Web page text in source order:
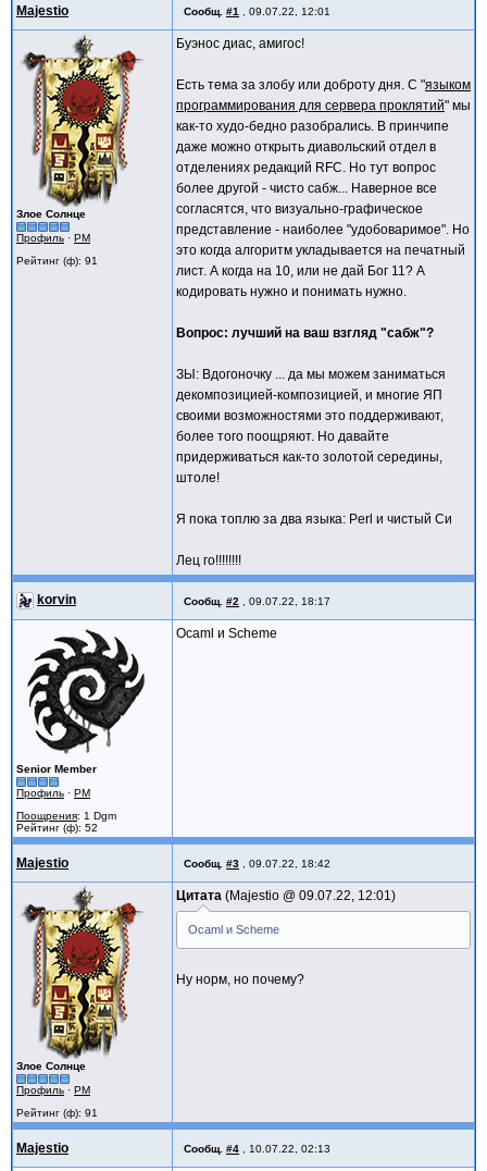
Majestio Сообщ. #1 09.07.22, 12:01
Злое Солнце
Профиль · PM
Рейтинг (ф): 91
Буэнос диас, амигос!
Есть тема за злобу или доброту дня. С "языком
программирования для сервера проклятий" мы
как-то худо-бедно разобрались. В принчипе
даже можно открыть диавольский отдел в
отделениях редакций RFC. Но тут вопрос
более другой - чисто сабж... Наверное все
согласятся, что визуально-графическое
представление - наиболее "удобоваримое". Но
это когда алгоритм укладывается на печатный
лист. А когда на 10, или не дай Бог 11? А
кодировать нужно и понимать нужно.
Вопрос: лучший на ваш взгляд "сабж"?
ЗЫ: Вдогоночку ... да мы можем заниматься
декомпозицией-композицией, и многие ЯП
своими возможностями это поддерживают,
более того поощряют. Но давайте
придерживаться как-то золотой середины,
штоле!
Я пока топлю за два языка: Perl и чистый Си
Лец го!!!!!!!!
korvin Сообщ. #2 09.07.22, 18:17
Senior Member
Профиль · PM
Поощрения: 1 Dgm
Рейтинг (ф): 52
Ocaml и Scheme
Majestio Сообщ. #3 09.07.22, 18:42
Злое Солнце
Профиль · PM
Рейтинг (ф): 91
Цитата Majestio @ 09.07.22, 12:01
Ocaml и Scheme
Ну норм, но почему?
Majestio Сообщ. #4 10.07.22, 02:13